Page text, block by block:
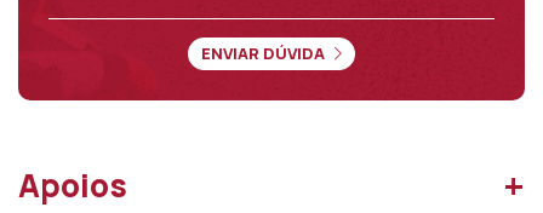
ENVIAR DÚVIDA
Apoios +